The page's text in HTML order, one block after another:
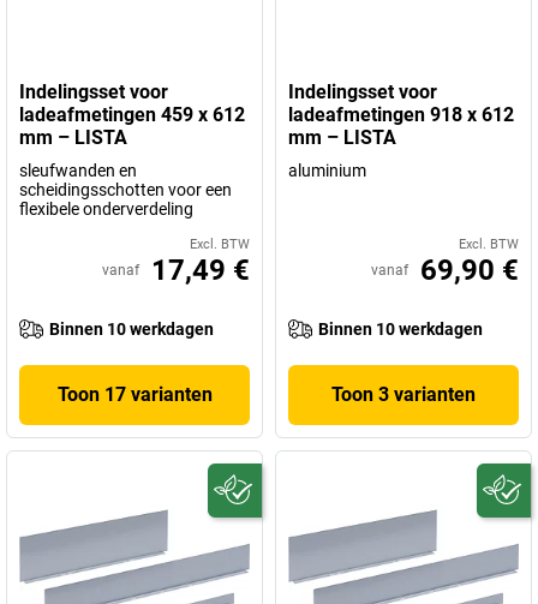
Indelingsset voor
ladeafmetingen 459 x 612
mm – LISTA
sleufwanden en
scheidingsschotten voor een
flexibele onderverdeling
Excl. BTW
vanaf 17,49 €
Binnen 10 werkdagen
Toon 17 varianten
Indelingsset voor
ladeafmetingen 918 x 612
mm – LISTA
aluminium
Excl. BTW
vanaf 69,90 €
Binnen 10 werkdagen
Toon 3 varianten